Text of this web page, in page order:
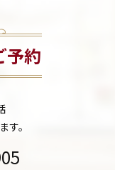
予約
す。